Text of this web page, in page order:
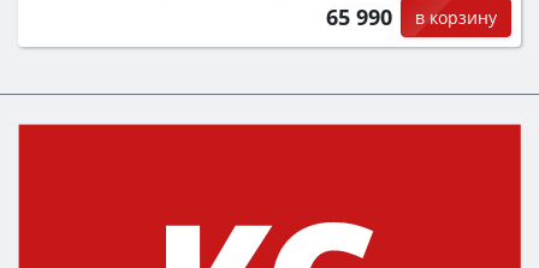
65 990 в корзину